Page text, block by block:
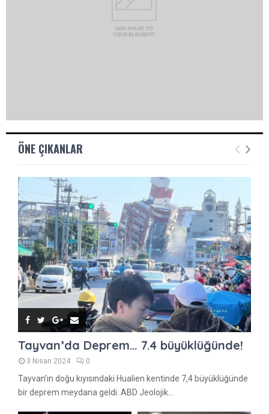
ÖNE ÇIKANLAR
Tayvan’da Deprem… 7.4 büyüklüğünde!
3 Nisan 2024 0
Tayvan’ın doğu kıyısındaki Hualien kentinde 7,4 büyüklüğünde
bir deprem meydana geldi. ABD Jeolojik...